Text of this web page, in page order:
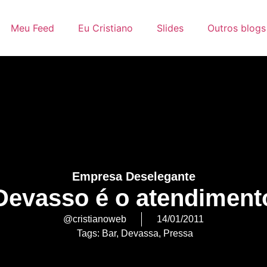
Meu Feed Eu Cristiano Slides Outros blogs
Empresa Deselegante
é o
@cristianoweb
14/01/2011
Tags: Bar, Devassa, Pressa